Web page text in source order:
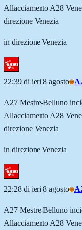
Allacciamento A28
direzione Venezia
in direzione Venezia
22:39 di ieri 8 agosto
A27 Mestre-Belluno
Allacciamento A28
direzione Venezia
in direzione Venezia
22:28 di ieri 8 agosto
A27 Mestre-Belluno
Allacciamento A28